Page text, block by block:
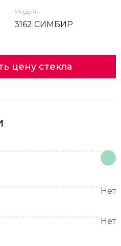
Модель
3162 СИМБИР
цену стекла
Нет
Нет